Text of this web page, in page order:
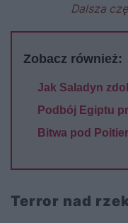
Dalsza
Zobacz również:
Jak Saladyn
Podbój Egiptu
Bitwa pod
Terror nad